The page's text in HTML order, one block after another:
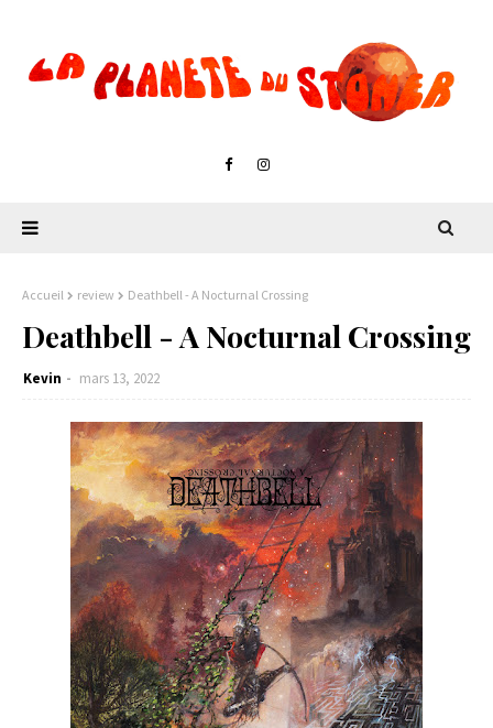
Accueil review Deathbell - A Nocturnal Crossing
Deathbell - A Nocturnal Crossing
Kevin mars 13, 2022